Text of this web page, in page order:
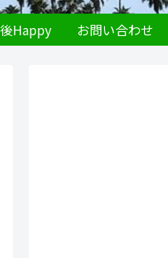
Happy お問い合わせ